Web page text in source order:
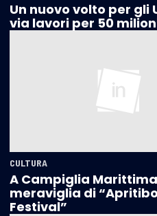
Un nuovo volto per gli
via lavori per 50
CULTURA
A Campiglia
meraviglia di
Festival”